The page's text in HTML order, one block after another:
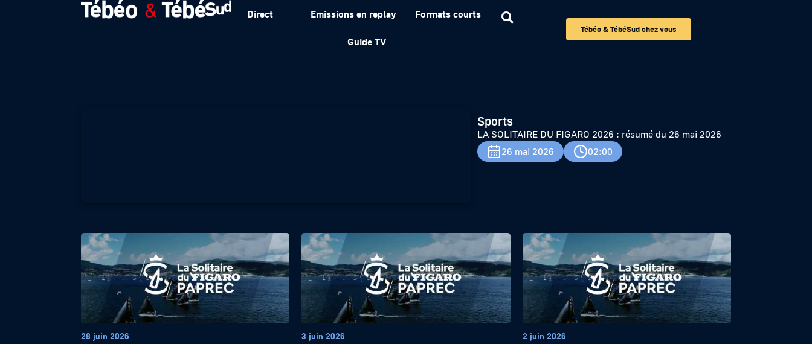
Direct Emissions en replay Formats courts
Guide TV
Tébéo & TébéSud chez vous
LA SOLITAIRE DU FIGARO 2026 : résumé du 26 mai 2026
Sports
LA SOLITAIRE DU FIGARO 2026 : résumé du 26 mai 2026
26 mai 2026
02:00
28 juin 2026 3 juin 2026 2 juin 2026